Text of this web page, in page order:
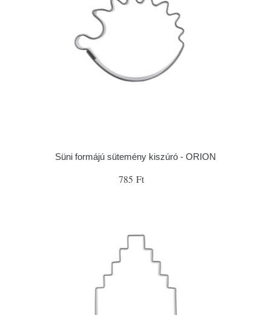
Süni formájú sütemény kiszúró - ORION
785 Ft